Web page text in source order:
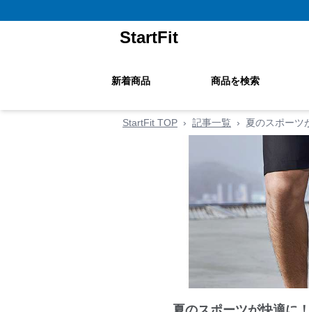
StartFit
新着商品 商品を検索
StartFit TOP › 記事一覧 › 夏のスポーツ